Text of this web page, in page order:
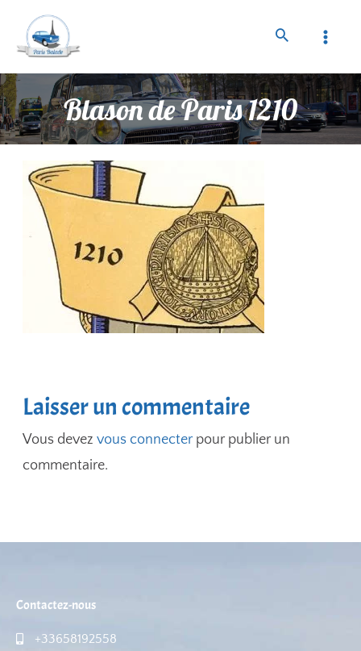
Blason de Paris 1210
Laisser un commentaire
Vous devezvous connecterpour publier un
commentaire.
Contactez-nous
+33658192558